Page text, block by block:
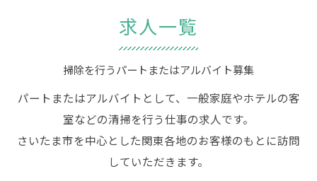
掃除を行うパートまたはアルバイト募集
求人一覧
パートまたはアルバイトとして、一般家庭やホテルの客
室などの清掃を行う仕事の求人です。
さいたま市を中心とした関東各地のお客様のもとに訪問
していただきます。